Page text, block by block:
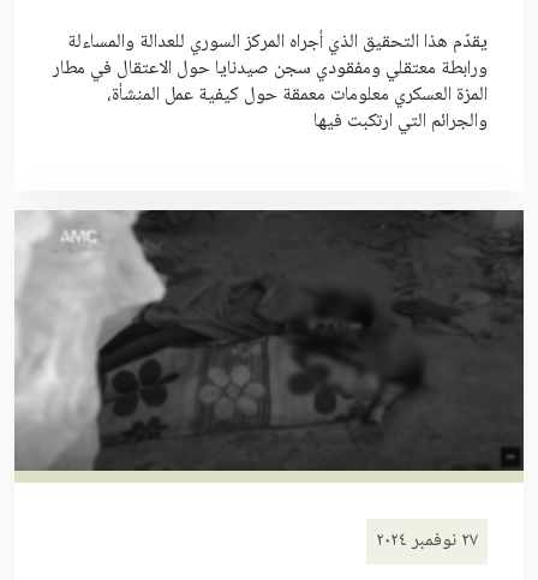
يقدّم هذا التحقيق الذي أجراه المركز السوري للعدالة والمساءلة
ورابطة معتقلي ومفقودي سجن صيدنايا حول الاعتقال في مطار
المزة العسكري معلومات معمقة حول كيفية عمل المنشأة،
والجرائم التي ارتكبت فيها
٢٧ نوفمبر ٢٠٢٤